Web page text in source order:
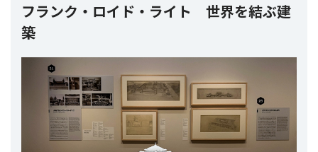
フランク・ロイド・ライト 世界を結ぶ建
築